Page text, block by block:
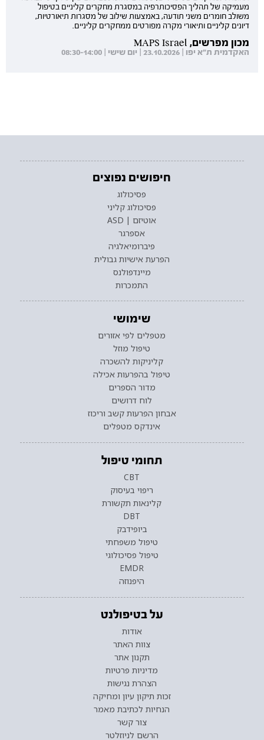
מעמיקה של תהליך הפסיכותרפיה במסגרת מחקרים קליניים בטיפול
משולב חומרים משני תודעה, באמצעות שילוב של מסגרות תיאורטיות,
דיונים קליניים ותיאורי מקרה מפורטים ממחקרים קליניים.
מכון מפרשים, MAPS Israel
האקדמית ת"א יפו | 23.10.2026 | יום שישי | 08:30-14:00
חיפושים נפוצים
פסיכולוג
פסיכולוג קליני
אוטיזם | ASD
אספרגר
פיברומיאלגיה
הפרעת אישיות גבולית
מיינדפולנס
התמכרות
שימושי
מטפלים לפי אזורים
טיפול מוזל
קליניקות להשכרה
טיפול בהפרעות אכילה
מדור הספרים
לוח דרושים
אבחון הפרעות קשב וריכוז
אינדקס מטפלים
תחומי טיפול
CBT
ריפוי בעיסוק
קלינאות תקשורת
DBT
ביופידבק
טיפול משפחתי
טיפול פסיכולוגי
EMDR
היפנוזה
על בטיפולנט
אודות
צוות האתר
תקנון אתר
מדיניות פרטיות
הצהרת נגישות
זכות תיקון עיון ומחיקה
הנחיות לכתיבת מאמר
צור קשר
הרשם לניוזלטר